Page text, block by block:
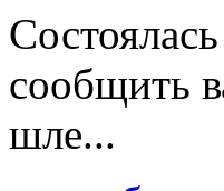
сообщить
шле...